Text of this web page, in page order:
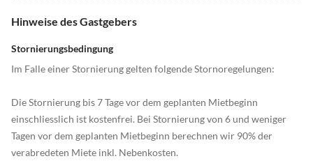
Hinweise des Gastgebers
Stornierungsbedingung
Im Falle einer Stornierung gelten folgende Stornoregelungen:
Die Stornierung bis 7 Tage vor dem geplanten Mietbeginn
einschliesslich ist kostenfrei. Bei Stornierung von 6 und weniger
Tagen vor dem geplanten Mietbeginn berechnen wir 90% der
verabredeten Miete inkl. Nebenkosten.